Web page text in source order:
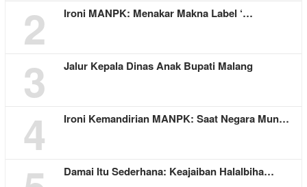
2 Ironi MANPK: Menakar Makna Label ‘…
3 Jalur Kepala Dinas Anak Bupati Malang
4 Ironi Kemandirian MANPK: Saat Negara Mun…
Damai Itu Sederhana: Keajaiban Halalbiha…